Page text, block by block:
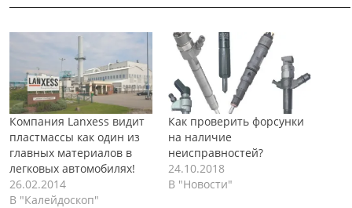
Компания Lanxess видит
пластмассы как один из
главных материалов в
легковых автомобилях!
26.02.2014
В "Калейдоскоп"
Как проверить форсунки
на наличие
неисправностей?
24.10.2018
В "Новости"